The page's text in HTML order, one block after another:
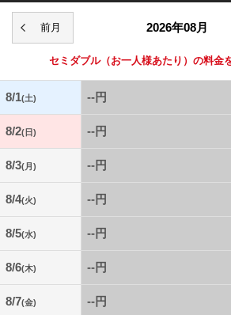
2026年08月
セミダブル（お一人様あたり）の料金
8/1(土) --円
8/2(日) --円
8/3(月) --円
8/4(火) --円
8/5(水) --円
8/6(木) --円
8/7(金) --円